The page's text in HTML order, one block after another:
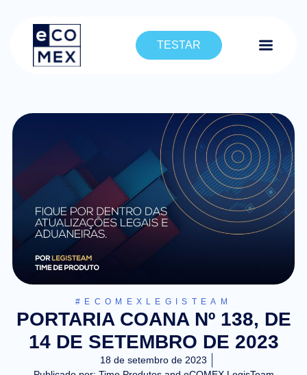
TESTAR
#ECOMEXLEGISTEAM
PORTARIA COANA Nº 138, DE
14 DE SETEMBRO DE 2023
18 de setembro de 2023